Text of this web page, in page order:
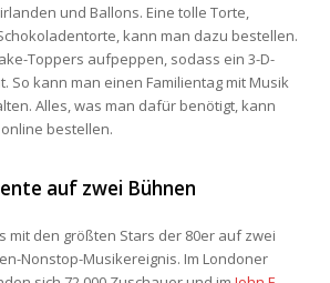
und Ballons. Eine tolle Torte,
kann man dazu bestellen.
Toppers aufpeppen, sodass ein 3-D-
So kann man einen Familientag mit Musik
Alles, was man dafür benötigt, kann
bestellen.
auf zwei Bühnen
mit den größten Stars der 80er auf zwei
Nonstop-Musikereignis. Im Londoner